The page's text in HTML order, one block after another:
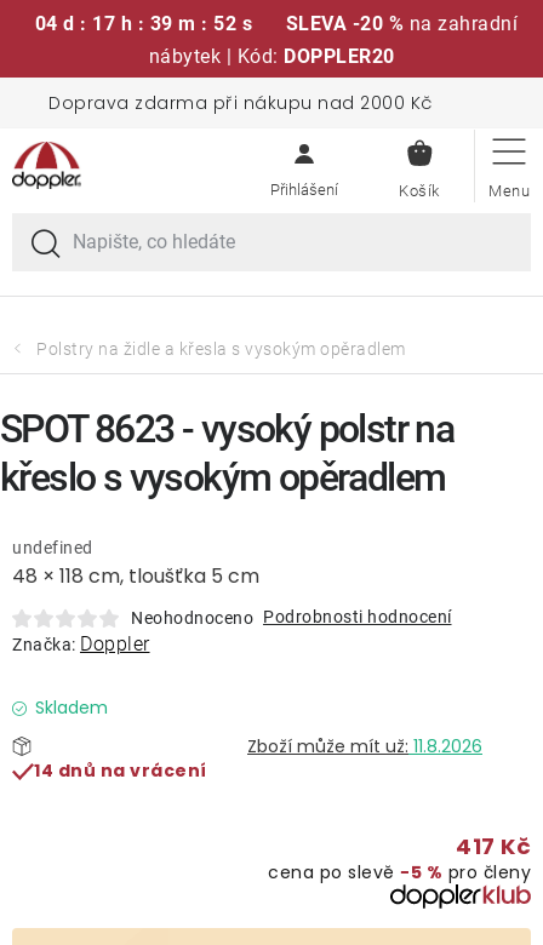
04 d : 17 h : 39 m : 52 s SLEVA -20 % na zahradní
nábytek | Kód: DOPPLER20
obsah
Doprava zdarma při nákupu nad 2000 Kč
KOŠÍK
Sedací soupravy
Slunečníky
Křesla a židle
Lavice a houpačky
Lehátka
Doplňky
Deštníky
Gastro produkty
Polstry na židle a křesla s vysokým opěradlem
48 × 118 cm, tloušťka 5 cm
undefined
Neohodnoceno Podrobnosti hodnocení
Značka: Doppler
Skladem
11.8.2026
14 dnů na vrácení
417 Kč
cena po slevě −5 % pro členy
SPOT 8623 - vysoký polstr na
křeslo s vysokým opěradlem